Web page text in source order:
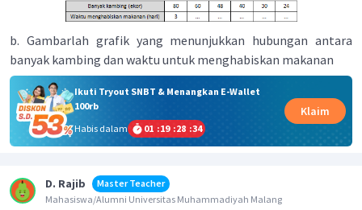
b. Gambarlah grafik yang menunjukkan hubungan antara
banyak kambing dan waktu untuk menghabiskan makanan
Ikuti Tryout SNBT & Menangkan E-Wallet
100rb
Habis dalam
01 :19 :28 :34
Klaim
D. Rajib
Master Teacher
Mahasiswa/Alumni Universitas Muhammadiyah Malang